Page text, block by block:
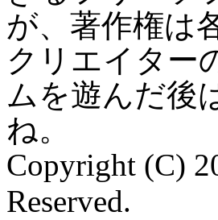
が、著作権は
クリエイター
ムを遊んだ後
ね。
Copyright (C)
Reserved.